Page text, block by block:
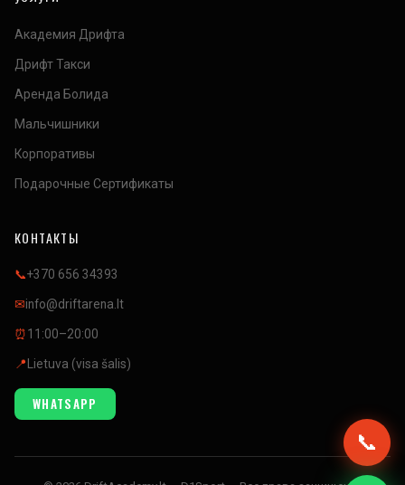
Академия Дрифта
Дрифт Такси
Аренда Болида
Мальчишники
Корпоративы
Подарочные Сертификаты
КОНТАКТЫ
📞+370 656 34393
✉info@driftarena.lt
⏰11:00–20:00
📍 Lietuva (visa šalis)
WHATSAPP
📞